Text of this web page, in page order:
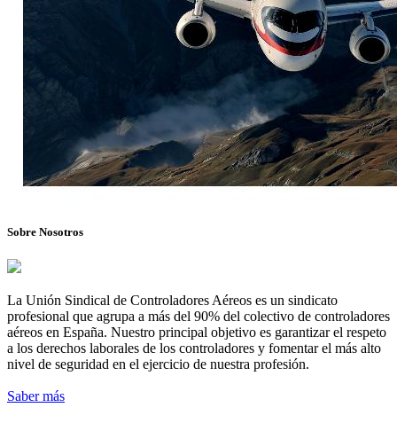
Sobre Nosotros
La Unión Sindical de Controladores Aéreos es un sindicato
profesional que agrupa a más del 90% del colectivo de controladores
aéreos en España. Nuestro principal objetivo es garantizar el respeto
a los derechos laborales de los controladores y fomentar el más alto
nivel de seguridad en el ejercicio de nuestra profesión.
Saber más